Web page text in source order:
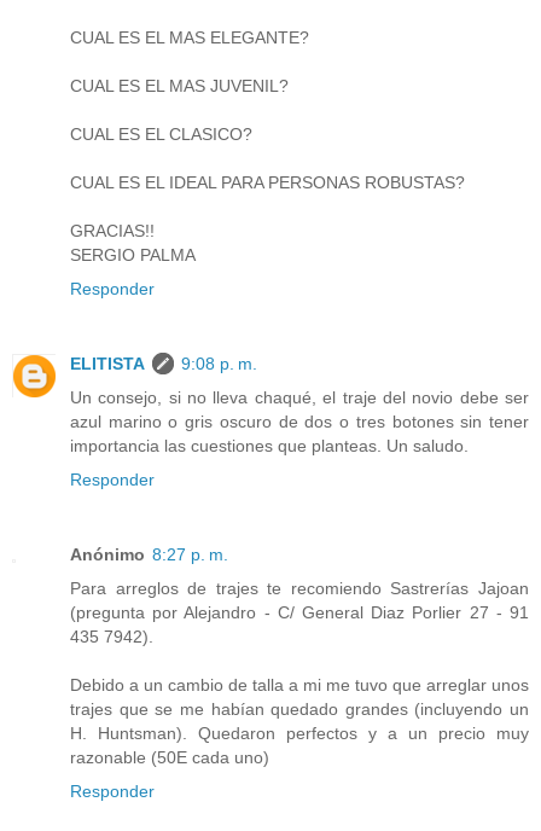
CUAL ES EL MAS ELEGANTE?
CUAL ES EL MAS JUVENIL?
CUAL ES EL CLASICO?
CUAL ES EL IDEAL PARA PERSONAS ROBUSTAS?
GRACIAS!!
SERGIO PALMA
Responder
ELITISTA
9:08 p. m.
Un consejo, si no lleva chaqué, el traje del novio debe ser
azul marino o gris oscuro de dos o tres botones sin tener
importancia las cuestiones que planteas. Un saludo.
Responder
Anónimo 8:27 p. m.
Para arreglos de trajes te recomiendo Sastrerías Jajoan
(pregunta por Alejandro - C/ General Diaz Porlier 27 - 91
435 7942).
Debido a un cambio de talla a mi me tuvo que arreglar unos
trajes que se me habían quedado grandes (incluyendo un
H. Huntsman). Quedaron perfectos y a un precio muy
razonable (50E cada uno)
Responder